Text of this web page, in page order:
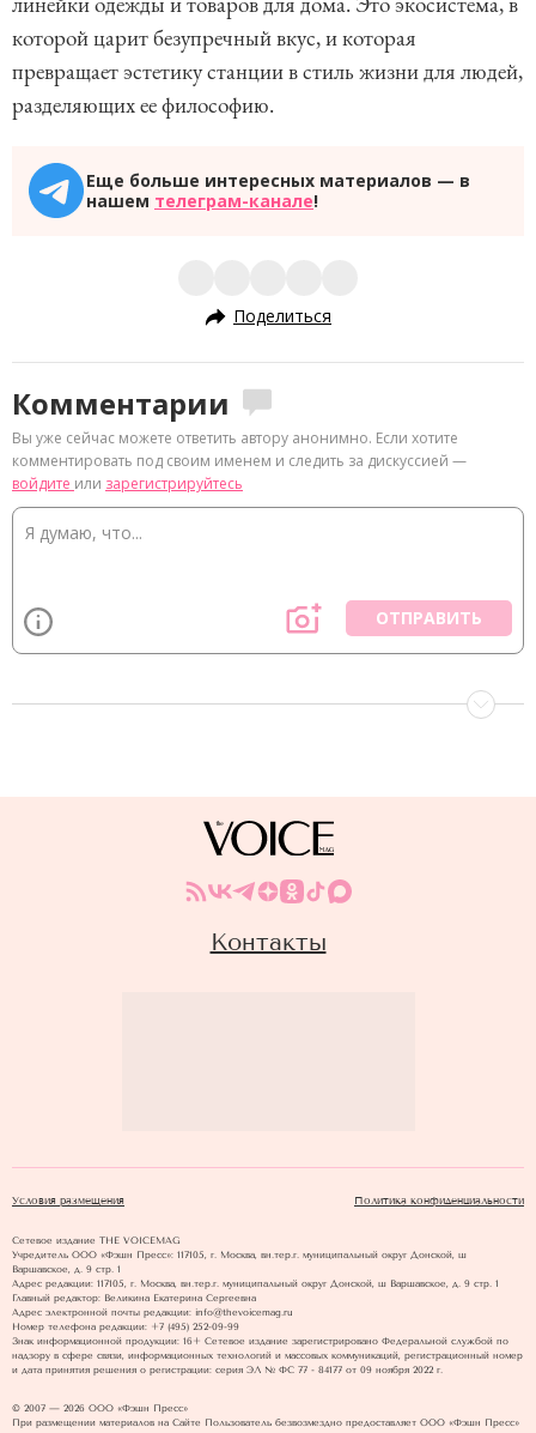
которой царит безупречный вкус, и которая
превращает эстетику станции в стиль жизни для людей,
разделяющих ее философию.
Еще больше интересных материалов — в
нашем телеграм-канале!
Поделиться
Комментарии
Вы уже сейчас можете ответить автору анонимно. Если хотите
комментировать под своим именем и следить за дискуссией —
войдите или зарегистрируйтесь
ОТПРАВИТЬ
Контакты
Условия размещения Политика конфиденциальности
Сетевое издание THE VOICEMAG
Учредитель ООО «Фэшн Пресс»: 117105, г. Москва, вн.тер.г. муниципальный округ Донской, ш
Варшавское, д. 9 стр. 1
Адрес редакции: 117105, г. Москва, вн.тер.г. муниципальный округ Донской, ш Варшавское, д. 9 стр. 1
Главный редактор: Великина Екатерина Сергеевна
Адрес электронной почты редакции: info@thevoicemag.ru
Номер телефона редакции: +7 (495) 252-09-99
Знак информационной продукции: 16+ Cетевое издание зарегистрировано Федеральной службой по
надзору в сфере связи, информационных технологий и массовых коммуникаций, регистрационный номер
и дата принятия решения о регистрации: серия ЭЛ № ФС 77 - 84177 от 09 ноября 2022 г.
© 2007 — 2026 ООО «Фэшн Пресс»
При размещении материалов на Сайте Пользователь безвозмездно предоставляет ООО «Фэшн Пресс»